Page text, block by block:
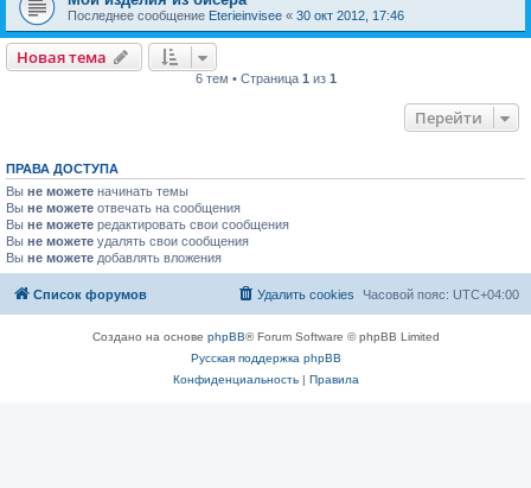
Последнее сообщение Eterieinvisee « 30 окт 2012, 17:46
Новая тема
6 тем • Страница 1 из 1
Перейти
ПРАВА ДОСТУПА
Вы не можете начинать темы
Вы не можете отвечать на сообщения
Вы не можете редактировать свои сообщения
Вы не можете удалять свои сообщения
Вы не можете добавлять вложения
Список форумов Часовой пояс: UTC+04:00
Удалить cookies
Создано на основе phpBB® Forum Software © phpBB Limited
Русская поддержка phpBB
Конфиденциальность| Правила